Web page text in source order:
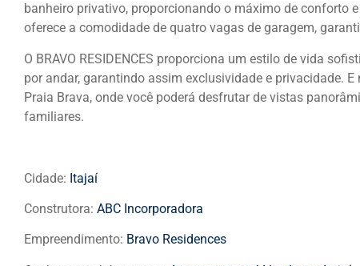
banheiro privativo, proporcionando o máximo de conforto
oferece a comodidade de quatro vagas de garagem,
O BRAVO RESIDENCES proporciona um estilo de vida
por andar, garantindo assim exclusividade e privacidade.
Praia Brava, onde você poderá desfrutar de vistas
familiares.
Cidade: Itajaí
Construtora: ABC Incorporadora
Empreendimento: Bravo Residences